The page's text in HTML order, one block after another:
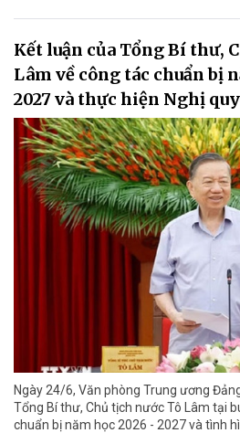
Kết luận của Tổng Bí thư,
Lâm về công tác chuẩn bị
2027 và thực hiện Nghị
Ngày 24/6, Văn phòng Trung ương
Tổng Bí thư, Chủ tịch nước Tô Lâm tại
chuẩn bị năm học 2026 - 2027 và tình